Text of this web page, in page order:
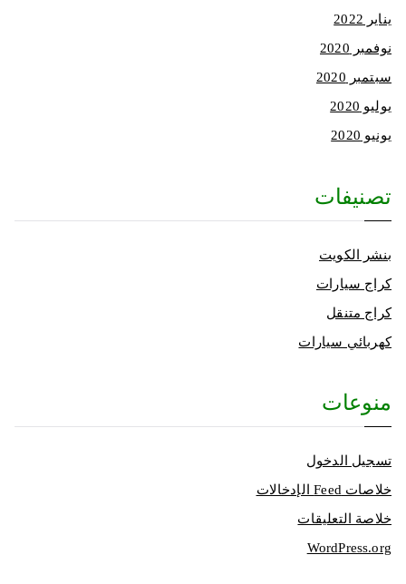
يناير 2022
نوفمبر 2020
سبتمبر 2020
يوليو 2020
يونيو 2020
تصنيفات
بنشر الكويت
كراج سيارات
كراج متنقل
كهربائي سيارات
منوعات
تسجيل الدخول
خلاصات Feed الإدخالات
خلاصة التعليقات
WordPress.org